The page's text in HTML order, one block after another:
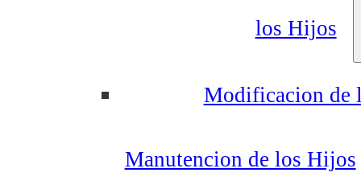
los Hijos
Modificacion de
Manutencion de los Hijos